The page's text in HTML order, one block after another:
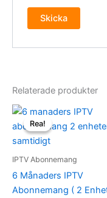
Relaterade produkter
Rea!
Rea!
IPTV Abonnemang
6 Månaders IPTV
Abonnemang ( 2
Det
ursprungliga
priset